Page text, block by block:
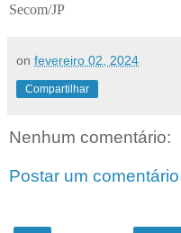
Secom/JP
on fevereiro 02, 2024
Compartilhar
Nenhum comentário:
Postar um comentário